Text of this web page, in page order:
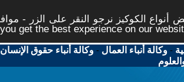
الكوكيز نرجو النقر على الزر -
get the best experience on our
-وكالة أنباء العمال -وكالة أنباء حقوق الإنسان